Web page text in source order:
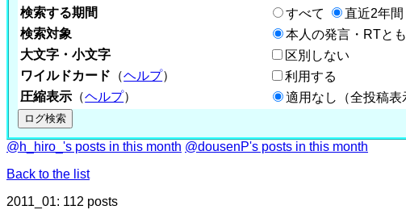
検索する期間
すべて 直近2年間
検索対象
本人の発言・RTと
大文字・小文字
区別しない
ワイルドカード （ヘルプ）
利用する
圧縮表示 （ヘルプ） 適用なし（全投稿表
@h_hiro_'s posts in this month @dousenP's posts in this month
Back to the list
2011_01: 112 posts